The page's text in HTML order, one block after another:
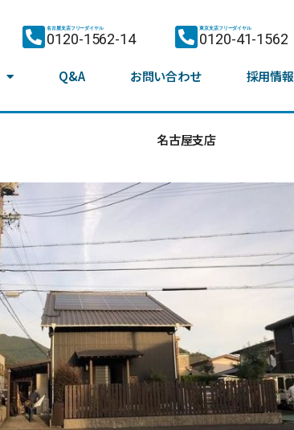
名古屋支店フリーダイヤル
0120-1562-14
東京支店フリーダイヤル
0120-41-1562
Q&A お問い合わせ 採用情報
名古屋支店